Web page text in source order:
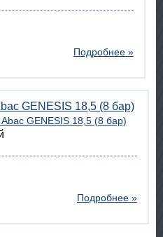
Подробнее »
GENESIS 18,5 (8 бар)
Подробнее »